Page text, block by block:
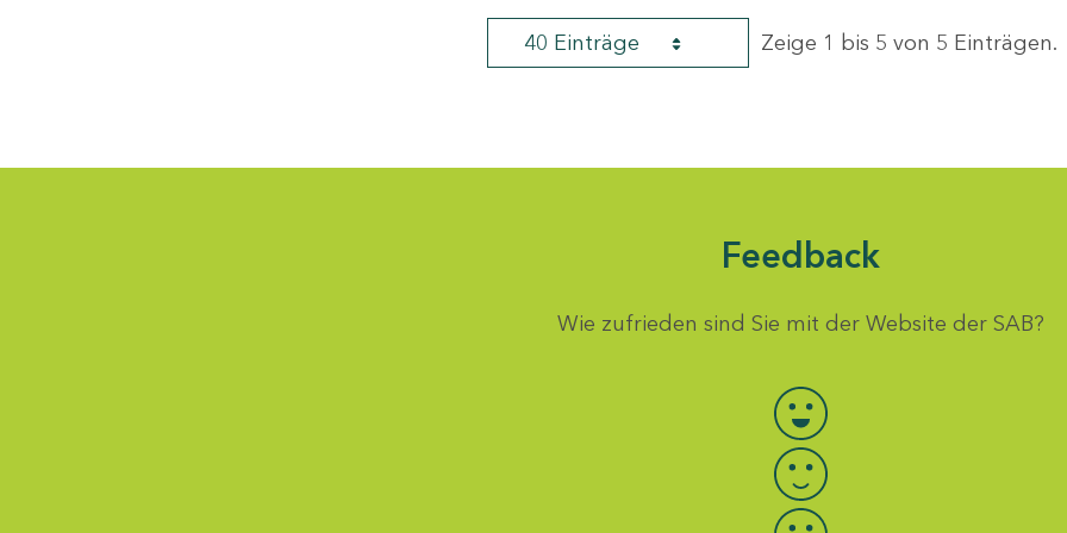
40 Einträge Zeige 1 bis 5 von 5 Einträgen.
Feedback
Wie zufrieden sind Sie mit der Website der SAB?
Bewertung auswählen